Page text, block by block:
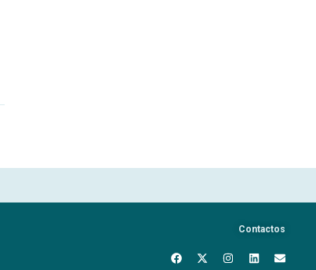
Contactos